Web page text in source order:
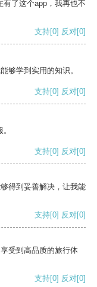
了这个app，我再也不
支持[0] 反对[0]
够学到实用的知识。
支持[0] 反对[0]
支持[0] 反对[0]
得到妥善解决，让我能
支持[0] 反对[0]
受到高品质的旅行体
支持[0] 反对[0]